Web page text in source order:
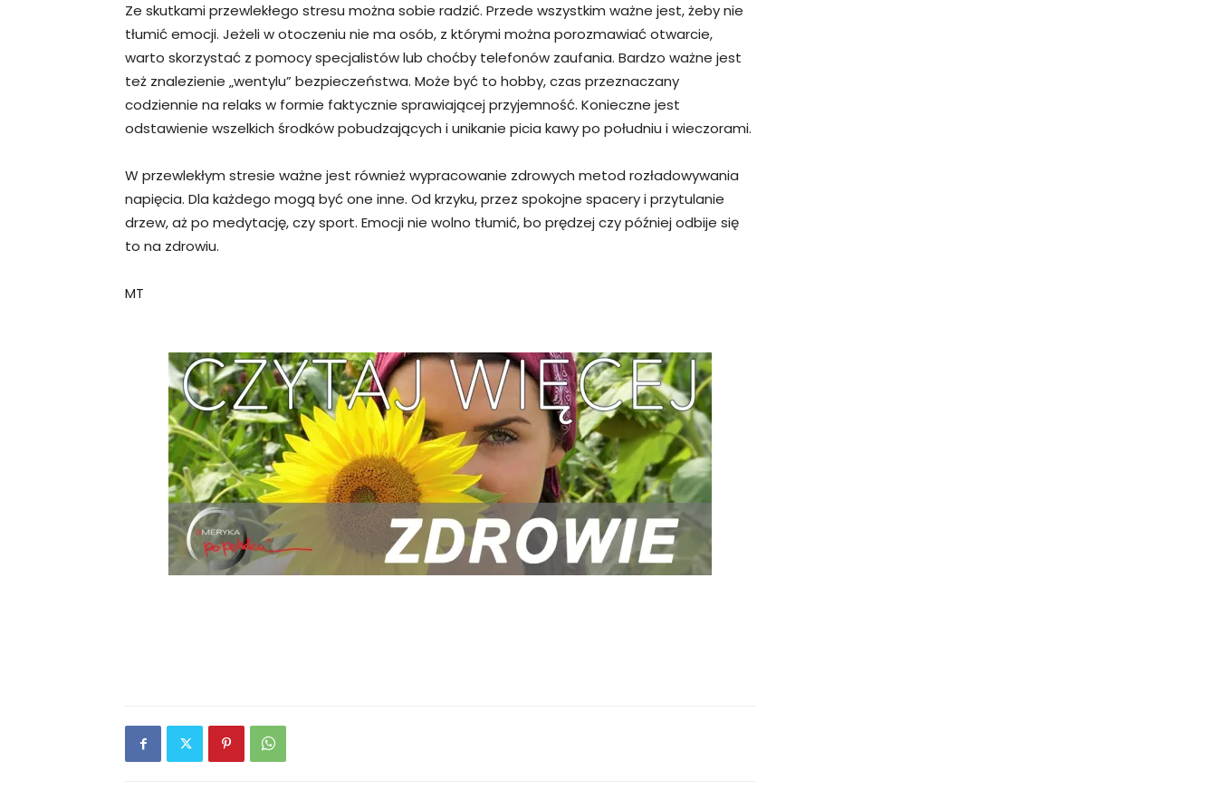
Ze skutkami przewlekłego stresu można sobie radzić. Przede wszystkim ważne jest, żeby nie
tłumić emocji. Jeżeli w otoczeniu nie ma osób, z którymi można porozmawiać otwarcie,
warto skorzystać z pomocy specjalistów lub choćby telefonów zaufania. Bardzo ważne jest
też znalezienie „wentylu” bezpieczeństwa. Może być to hobby, czas przeznaczany
codziennie na relaks w formie faktycznie sprawiającej przyjemność. Konieczne jest
odstawienie wszelkich środków pobudzających i unikanie picia kawy po południu i wieczorami.
W przewlekłym stresie ważne jest również wypracowanie zdrowych metod rozładowywania
napięcia. Dla każdego mogą być one inne. Od krzyku, przez spokojne spacery i przytulanie
drzew, aż po medytację, czy sport. Emocji nie wolno tłumić, bo prędzej czy później odbije się
to na zdrowiu.
MT